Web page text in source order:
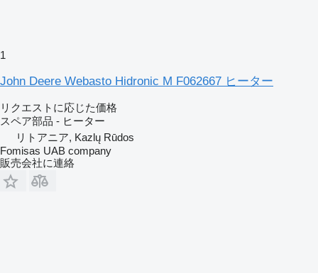
1
John Deere Webasto Hidronic M F062667 ヒーター
リクエストに応じた価格
スペア部品 - ヒーター
リトアニア, Kazlų Rūdos
Fomisas UAB company
販売会社に連絡